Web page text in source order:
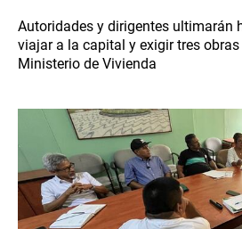
Autoridades y dirigentes ultimarán
viajar a la capital y exigir tres obras
Ministerio de Vivienda